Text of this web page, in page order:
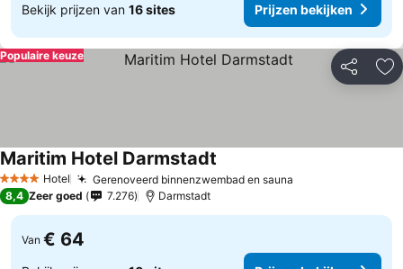
Bekijk prijzen van 16 sites Prijzen bekijken
Delen
Populaire keuze
4 SterrenHotel Gerenoveerd binnenzwembad en sauna
Maritim Hotel Darmstadt
8,4 Zeer goed 7.276 Darmstadt
Van € 64